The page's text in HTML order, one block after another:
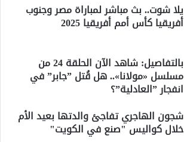
يلا شوت.. بث مباشر لمباراة مصر وجنوب
أفريقيا كأس أمم أفريقيا 2025
بالتفاصيل: شاهد الآن الحلقة 24 من
مسلسل «مولانا».. هل قُتل ”جابر” في
انفجار ”العادلية”؟
شجون الهاجري تفاجئ والدتها بعيد الأم
خلال كواليس "صنع في الكويت"